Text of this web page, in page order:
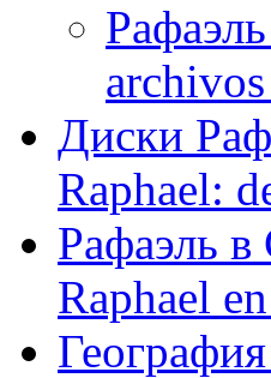
Диски
Raphael:
Рафаэль
Raphael